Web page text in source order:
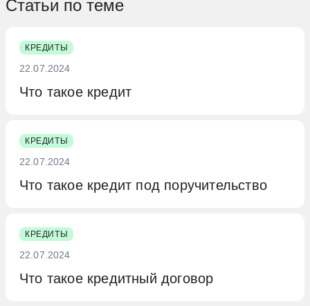
информации.
этой части вашей кредитной истории
может быть предоставлен
юридическим лицам без вашего
например, для оценки рисков при
выдаче кредита или займа. Это
означает, что при подаче заявки на
проблем получить эту информацию из
вашей КИ.
Статьи по теме
КРЕДИТЫ
22.07.2024
Что такое кредит
КРЕДИТЫ
22.07.2024
Что такое кредит под поручительство
КРЕДИТЫ
22.07.2024
Что такое кредитный договор